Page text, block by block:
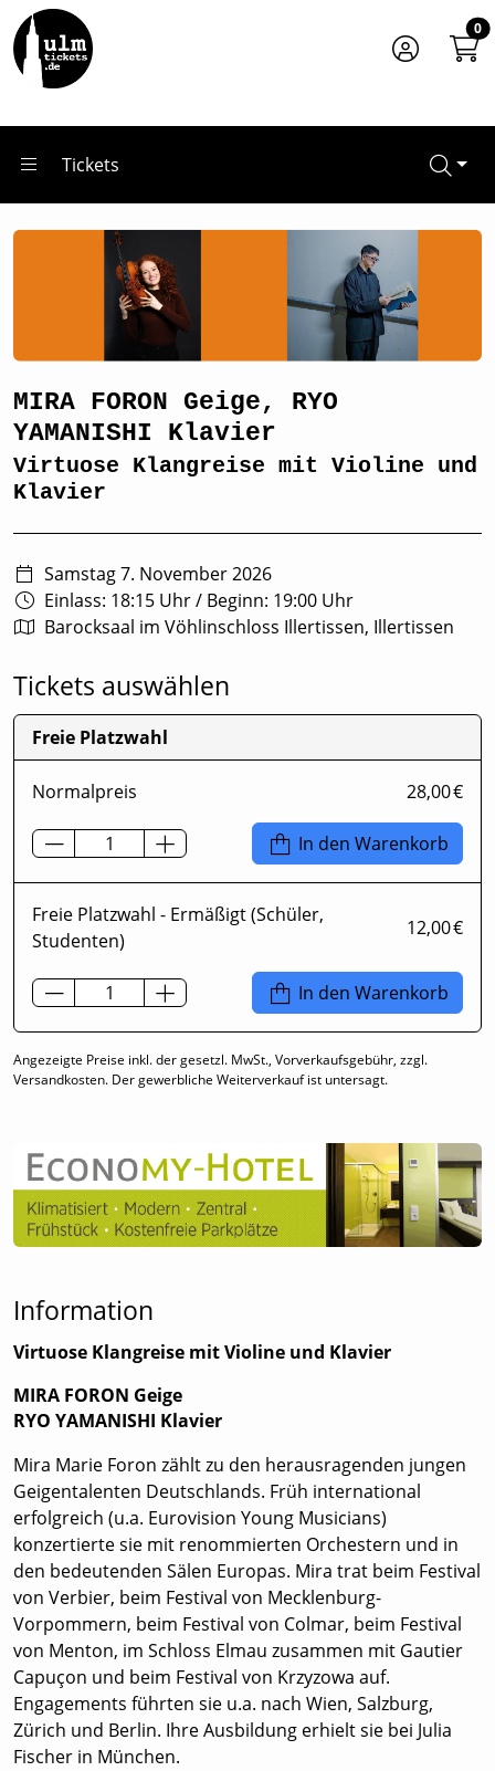
Zum Hauptinhalt springen 0
Tickets
Startseite
Tickets
MIRA FORON Geige, RYO YAMANISHI Klavier
MIRA FORON Geige, RYO
YAMANISHI Klavier
Virtuose Klangreise mit Violine und
Klavier
Samstag 7. November 2026
Einlass: 18:15 Uhr/ Beginn: 19:00 Uhr
Barocksaal im Vöhlinschloss Illertissen, Illertissen
Tickets auswählen
Freie Platzwahl
Normalpreis 28,00 €
In den Warenkorb
Freie Platzwahl - Ermäßigt (Schüler,
Studenten)
12,00 €
In den Warenkorb
Angezeigte Preise inkl. der gesetzl. MwSt., Vorverkaufsgebühr, zzgl.
Versandkosten. Der gewerbliche Weiterverkauf ist untersagt.
Information
Virtuose Klangreise mit Violine und Klavier
MIRA FORON Geige
RYO YAMANISHI Klavier
Mira Marie Foron zählt zu den herausragenden jungen
Geigentalenten Deutschlands. Früh international
erfolgreich (u.a. Eurovision Young Musicians)
konzertierte sie mit renommierten Orchestern und in
den bedeutenden Sälen Europas. Mira trat beim Festival
von Verbier, beim Festival von Mecklenburg-
Vorpommern, beim Festival von Colmar, beim Festival
von Menton, im Schloss Elmau zusammen mit Gautier
Capuçon und beim Festival von Krzyzowa auf.
Engagements führten sie u.a. nach Wien, Salzburg,
Zürich und Berlin. Ihre Ausbildung erhielt sie bei Julia
Fischer in München.